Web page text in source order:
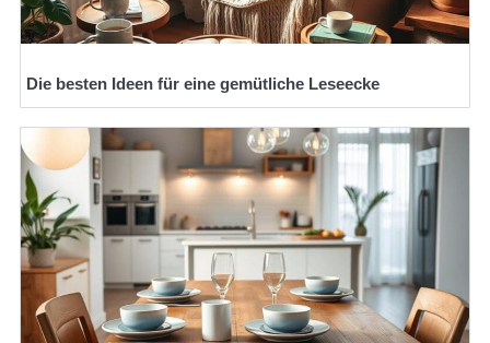
Die besten Ideen für eine gemütliche Leseecke